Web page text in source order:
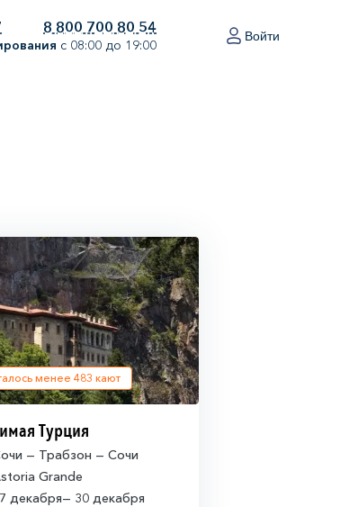
8 800 700 80 54
с 08:00 до 19:00
Войти
менее 483 кают
Турция
— Трабзон — Сочи
Grande
декабря— 30 декабря